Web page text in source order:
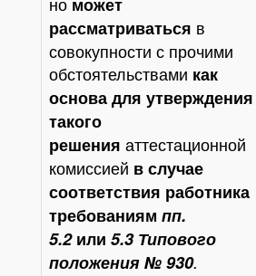
рассматриваться в
совокупности с прочими
обстоятельствами как
основа для утверждения
такого
решения аттестационной
комиссией в случае
соответствия работника
требованиям пп.
5.2или 5.3 Типового
положения № 930.